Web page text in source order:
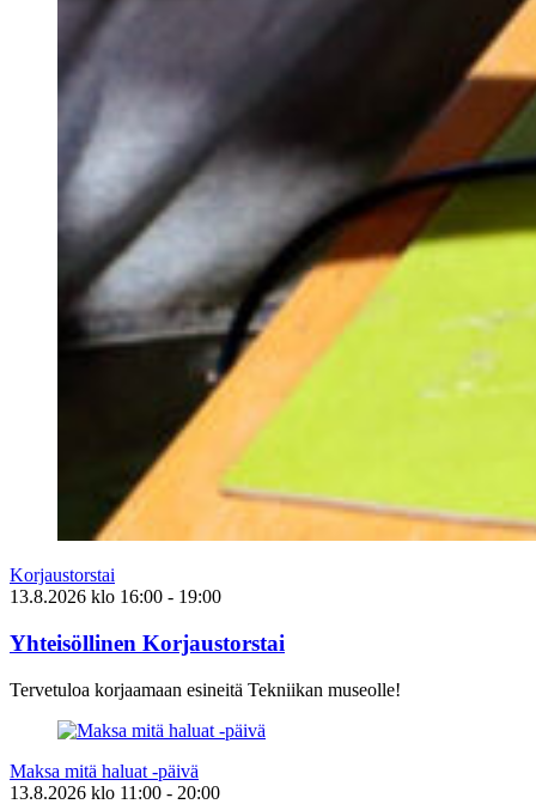
Korjaustorstai
13.8.2026 klo 16:00 - 19:00
Yhteisöllinen Korjaustorstai
Tervetuloa korjaamaan esineitä Tekniikan museolle!
Maksa mitä haluat -päivä
13.8.2026 klo 11:00 - 20:00